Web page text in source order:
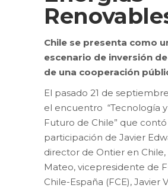
Chile se presenta como
escenario de inversión
de una cooperación
El pasado 21 de
el encuentro “Tecnología
Futuro de Chile” que
participación de Javier
director de Ontier en Chile,
Mateo, vicepresidente de
Chile-España (FCE), Javier